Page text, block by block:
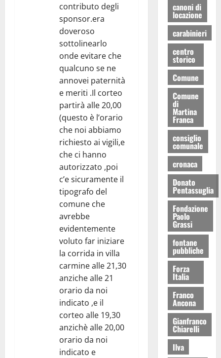
contributo degli
sponsor.era
doveroso
sottolinearlo
onde evitare che
qualcuno se ne
annovei paternità
e meriti .Il corteo
partirà alle 20,00
(questo è l’orario
che noi abbiamo
richiesto ai vigili,e
che ci hanno
autorizzato ,poi
c’e sicuramente il
tipografo del
comune che
avrebbe
evidentemente
voluto far iniziare
la corrida in villa
carmine alle 21,30
anziche alle 21
orario da noi
indicato ,e il
corteo alle 19,30
anzichè alle 20,00
orario da noi
indicato e
canoni di
locazione
carabinieri
centro
storico
Comune
Comune
di
Martina
Franca
consiglio
comunale
cronaca
Donato
Pentassuglia
Fondazione
Paolo
Grassi
fontane
pubbliche
Forza
Italia
Franco
Ancona
Gianfranco
Chiarelli
Ilva